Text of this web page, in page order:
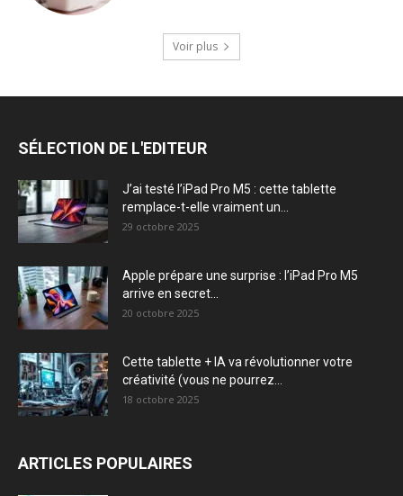
Voir plus
SÉLECTION DE L'EDITEUR
J’ai testé l’iPad Pro M5 : cette tablette
remplace-t-elle vraiment un...
29 octobre 2025
Apple prépare une surprise : l’iPad Pro M5
arrive en secret...
20 octobre 2025
Cette tablette + IA va révolutionner votre
créativité (vous ne pourrez...
18 octobre 2025
ARTICLES POPULAIRES